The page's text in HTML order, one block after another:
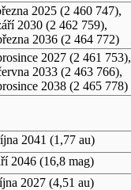
2025(2 460 747),
2030(2 462 759),
2036(2 464 772)
2027(2 461 753),
2033(2 463 766),
2038(2 465 778)
2041 (1,77 au)
2046(16,8 mag)
2027(4,51 au)